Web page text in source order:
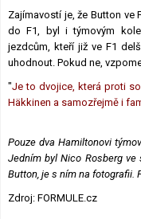
Zajímavostí je, že Button ve
do F1, byl i týmovým
jezdcům, kteří již ve F1
uhodnout. Pokud ne,
"Je to dvojice, která proti
Häkkinen a samozřejmě i
Pouze dva Hamiltonovi
Jedním byl Nico Rosberg ve
Button, je s ním na fotografii.
Zdroj: FORMULE.cz